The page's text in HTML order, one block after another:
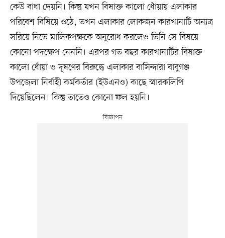
কেউ বাধা দেয়নি। কিন্তু যখন বিষাক্ত কালো ধোঁয়ায় এলাকার
পরিবেশ বিষিয়ে ওঠে, তখন এলাকার লোকজন কারখানাটি অন্যত্র
সরিয়ে নিতে মালিকপক্ষকে অনুরোধ করলেও তিনি সে বিষয়ে
কোনো পদক্ষেপ নেননি। এরপর গত বছর কারখানাটির বিষাক্ত
কালো ধোঁয়া ও দূষণের বিরুদ্ধে এলাকার বাসিন্দারা বাবুগঞ্জ
উপজেলা নির্বাহী কর্মকর্তার (ইউএনও) কাছে স্মারকলিপি
দিয়েছিলেন। কিন্তু তাতেও কোনো ফল হয়নি।